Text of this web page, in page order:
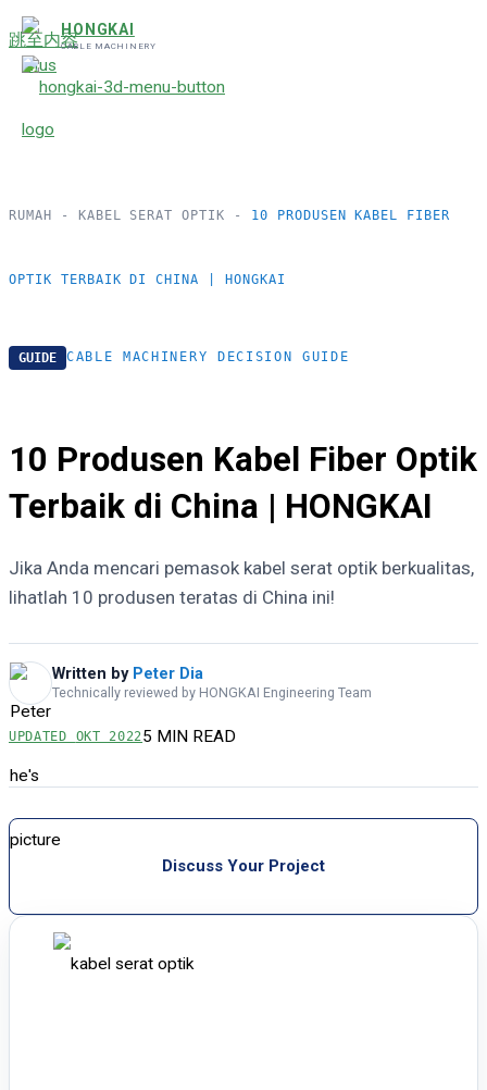
跳至内容
HONGKAI
CABLE MACHINERY
RUMAH - KABEL SERAT OPTIK - 10 PRODUSEN KABEL FIBER
OPTIK TERBAIK DI CHINA | HONGKAI
GUIDE CABLE MACHINERY DECISION GUIDE
10 Produsen Kabel Fiber Optik
Terbaik di China | HONGKAI
Jika Anda mencari pemasok kabel serat optik berkualitas,
lihatlah 10 produsen teratas di China ini!
Written by Peter Dia
Technically reviewed by HONGKAI Engineering Team
UPDATED OKT 2022 5 MIN READ
Discuss Your Project